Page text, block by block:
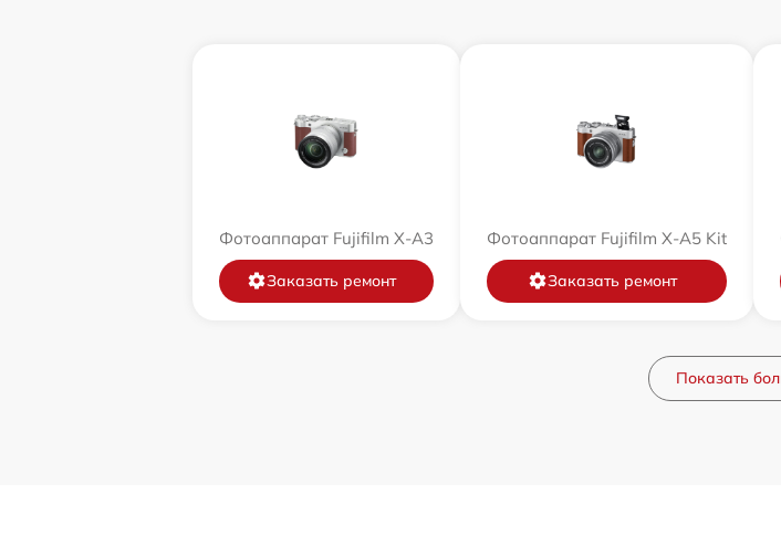
Фотоаппарат Fujifilm X-A3
Заказать ремонт
Фотоаппарат Fujifilm X-A5 Kit
Заказать ремонт
Показать